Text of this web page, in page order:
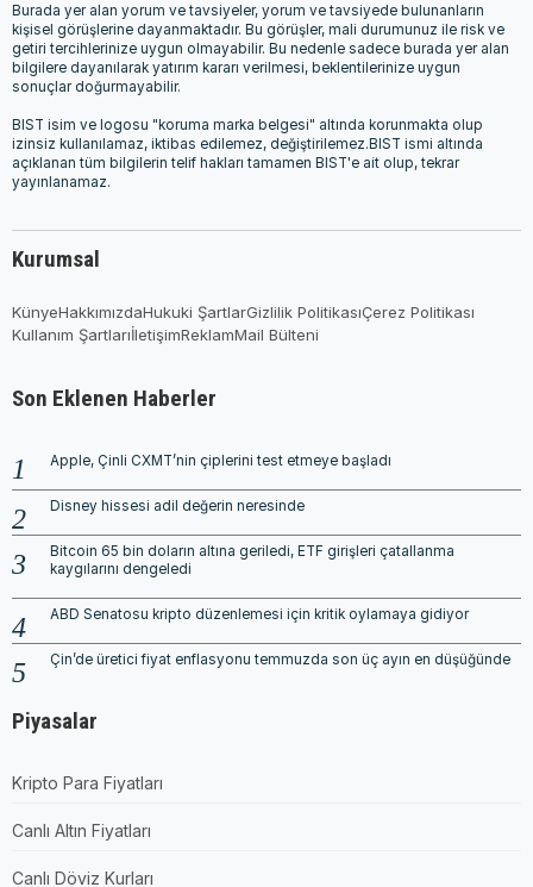
Burada yer alan yorum ve tavsiyeler, yorum ve tavsiyede bulunanların
kişisel görüşlerine dayanmaktadır. Bu görüşler, mali durumunuz ile risk ve
getiri tercihlerinize uygun olmayabilir. Bu nedenle sadece burada yer alan
bilgilere dayanılarak yatırım kararı verilmesi, beklentilerinize uygun
sonuçlar doğurmayabilir.
BIST isim ve logosu "koruma marka belgesi" altında korunmakta olup
izinsiz kullanılamaz, iktibas edilemez, değiştirilemez.BIST ismi altında
açıklanan tüm bilgilerin telif hakları tamamen BIST'e ait olup, tekrar
yayınlanamaz.
Kurumsal
KünyeHakkımızdaHukuki ŞartlarGizlilik PolitikasıÇerez Politikası
Kullanım ŞartlarıİletişimReklamMail Bülteni
Son Eklenen Haberler
Apple, Çinli CXMT’nin çiplerini test etmeye başladı
Disney hissesi adil değerin neresinde
Bitcoin 65 bin doların altına geriledi, ETF girişleri çatallanma
kaygılarını dengeledi
ABD Senatosu kripto düzenlemesi için kritik oylamaya gidiyor
Çin’de üretici fiyat enflasyonu temmuzda son üç ayın en düşüğünde
Piyasalar
Kripto Para Fiyatları
Canlı Altın Fiyatları
Canlı Döviz Kurları